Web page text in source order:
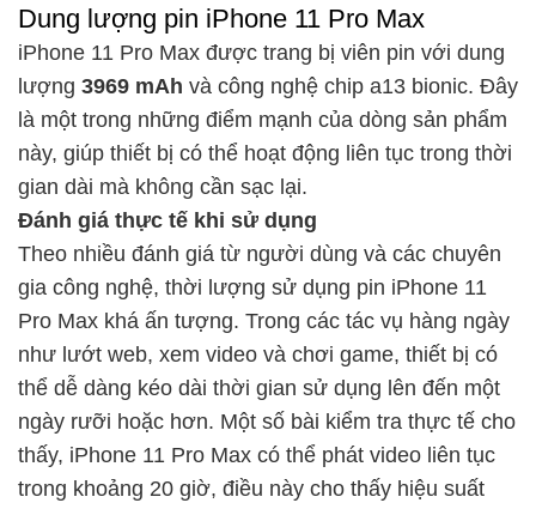
Dung lượng pin iPhone 11 Pro Max
iPhone 11 Pro Max được trang bị viên pin với dung
lượng 3969 mAh và công nghệ chip a13 bionic. Đây
là một trong những điểm mạnh của dòng sản phẩm
này, giúp thiết bị có thể hoạt động liên tục trong thời
gian dài mà không cần sạc lại.
Đánh giá thực tế khi sử dụng
Theo nhiều đánh giá từ người dùng và các chuyên
gia công nghệ, thời lượng sử dụng pin iPhone 11
Pro Max khá ấn tượng. Trong các tác vụ hàng ngày
như lướt web, xem video và chơi game, thiết bị có
thể dễ dàng kéo dài thời gian sử dụng lên đến một
ngày rưỡi hoặc hơn. Một số bài kiểm tra thực tế cho
thấy, iPhone 11 Pro Max có thể phát video liên tục
trong khoảng 20 giờ, điều này cho thấy hiệu suất